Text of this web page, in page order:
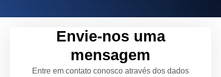
Envie-nos uma
mensagem
Entre em contato conosco através dos dados